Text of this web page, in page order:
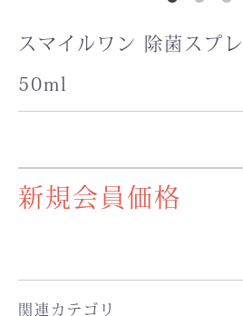
スマイルワン 除菌スプ
50ml
新規会員価格
関連カテゴリ